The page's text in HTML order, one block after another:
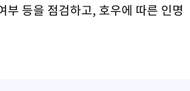
등을 점검하고, 호우에 따른 인명